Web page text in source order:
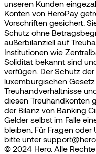
unseren Kunden
Konten von HeroPay
Vorschriften gesichert.
Schutz ohne
außerbilanziell auf
Institutionen wie
Solidität bekannt sind
verfügen. Der Schutz
luxemburgischen
Treuhandverhältnisse
diesen Treuhandkonten
der Bilanz von Banking
Gelder selbst im Falle
bleiben. Für Fragen
bitte unter
© 2024 Hero. Alle